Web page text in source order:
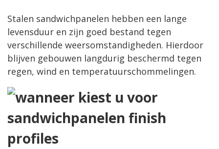
Stalen sandwichpanelen hebben een lange
levensduur en zijn goed bestand tegen
verschillende weersomstandigheden. Hierdoor
blijven gebouwen langdurig beschermd tegen
regen, wind en temperatuurschommelingen.